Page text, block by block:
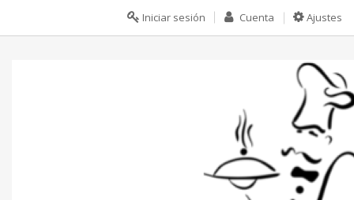
Ajustes
Cuenta
Iniciar sesión